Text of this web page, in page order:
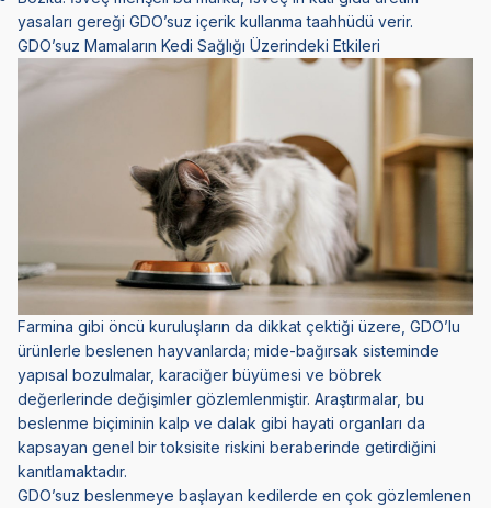
yasaları gereği GDO’suz içerik kullanma taahhüdü verir.
GDO’suz Mamaların Kedi Sağlığı Üzerindeki Etkileri
Farmina gibi öncü kuruluşların da dikkat çektiği üzere, GDO’lu
ürünlerle beslenen hayvanlarda; mide-bağırsak sisteminde
yapısal bozulmalar, karaciğer büyümesi ve böbrek
değerlerinde değişimler gözlemlenmiştir. Araştırmalar, bu
beslenme biçiminin kalp ve dalak gibi hayati organları da
kapsayan genel bir toksisite riskini beraberinde getirdiğini
kanıtlamaktadır.
GDO’suz beslenmeye başlayan kedilerde en çok gözlemlenen